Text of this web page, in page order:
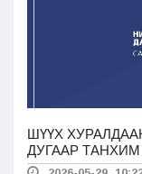
ШҮҮХ
ДУГААР ТАНХИМ